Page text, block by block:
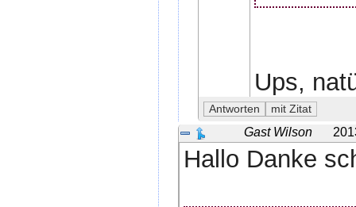
Ups,
Gast Wilson
Hallo Danke